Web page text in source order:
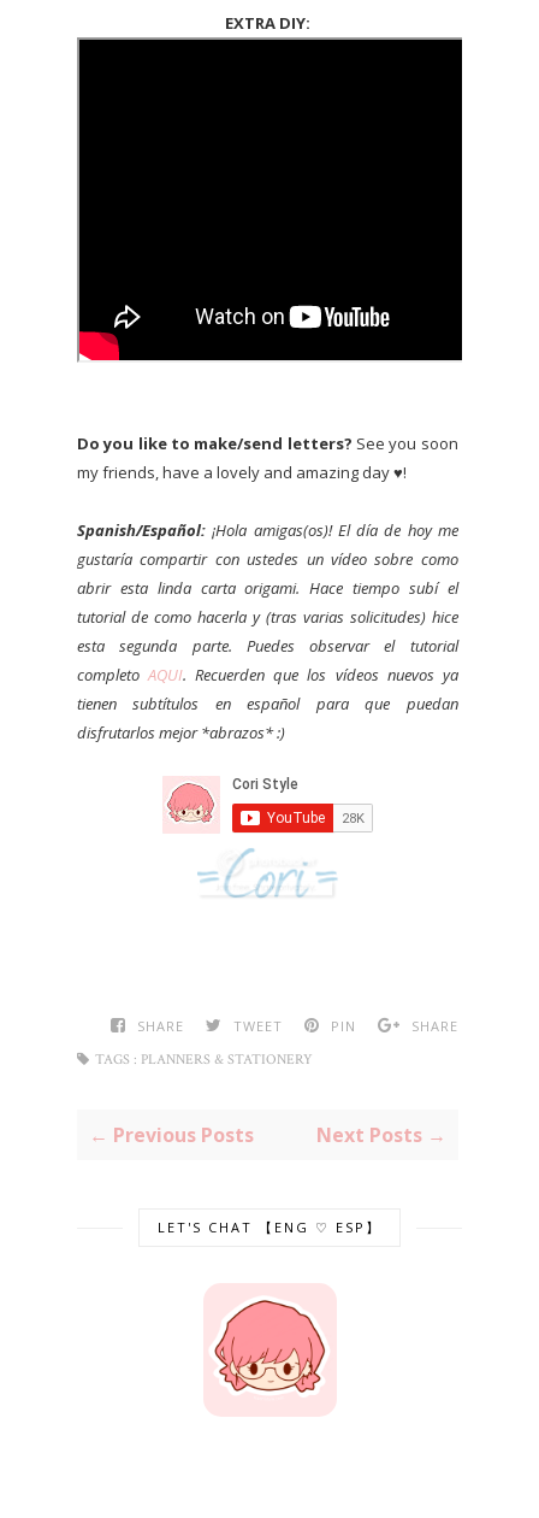
EXTRA DIY:
Do you like to make/send letters? See you soon
my friends, have a lovely and amazing day ♥!
Spanish/Español: ¡Hola amigas(os)! El día de hoy me
gustaría compartir con ustedes un vídeo sobre como
abrir esta linda carta origami. Hace tiempo subí el
tutorial de como hacerla y (tras varias solicitudes) hice
esta segunda parte. Puedes observar el tutorial
completoAQUI. Recuerden que los vídeos nuevos ya
tienen subtítulos en español para que puedan
disfrutarlos mejor *abrazos* :)
SHARE TWEET PIN
SHARE
TAGS : PLANNERS & STATIONERY
← Previous Posts Next Posts →
LET'S CHAT 【ENG ♡ ESP】